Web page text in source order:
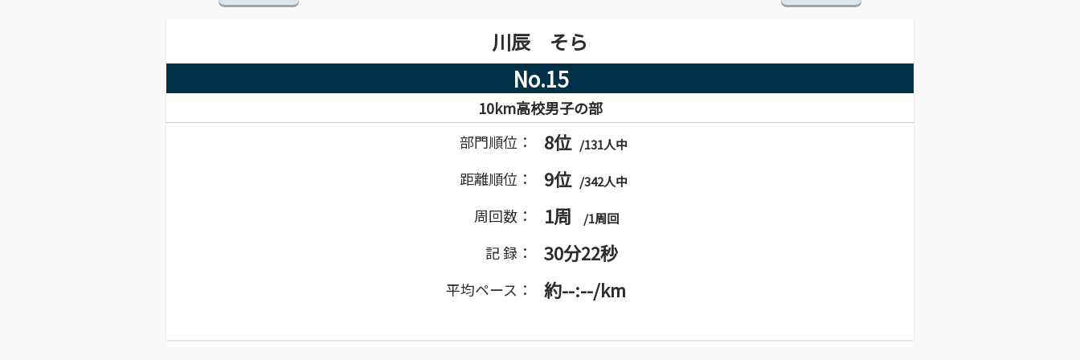
川辰 そら
No.15
10km高校男子の部
部門順位：
8位 /131人中
距離順位： 9位 /342人中
周回数： 1周 /1周回
記 録： 30分22秒
平均ペース： 約--:--/km